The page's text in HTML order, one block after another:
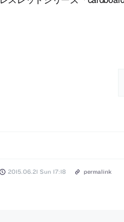
2015.06.21 Sun 17:18 permalink